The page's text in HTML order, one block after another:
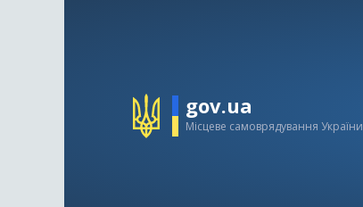
gov.ua
Місцеве самоврядування України